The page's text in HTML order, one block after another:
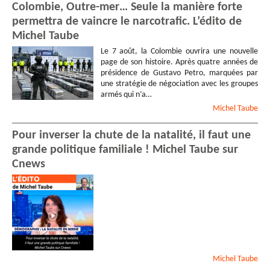
Colombie, Outre-mer… Seule la manière forte
permettra de vaincre le narcotrafic. L’édito de
Michel Taube
Le 7 août, la Colombie ouvrira une nouvelle
page de son histoire. Après quatre années de
présidence de Gustavo Petro, marquées par
une stratégie de négociation avec les groupes
armés qui n’a…
Michel Taube
Pour inverser la chute de la natalité, il faut une
grande politique familiale ! Michel Taube sur
Cnews
Michel Taube